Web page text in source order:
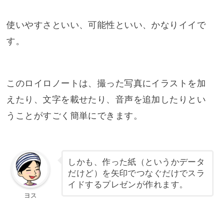
使いやすさといい、可能性といい、かなりイイで
す。
このロイロノートは、撮った写真にイラストを加
えたり、文字を載せたり、音声を追加したりとい
うことがすごく簡単にできます。
ヨス
しかも、作った紙（というかデータ
だけど）を矢印でつなぐだけでスラ
イドするプレゼンが作れます。